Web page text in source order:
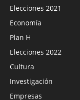
Elecciones 2021
Economía
Plan H
Elecciones 2022
Cultura
Investigación
Empresas